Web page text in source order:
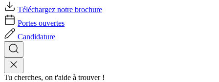
Téléchargez notre brochure
Portes ouvertes
Candidature
Tu cherches, on t'aide à trouver !